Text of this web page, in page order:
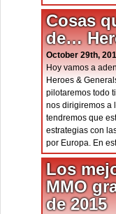
Cosas
de…
October 29th,
Hoy vamos a
Heroes &
pilotaremos todo
nos dirigiremos a
tendremos que
estrategias con
por Europa. En
Los
MMO
de 2015